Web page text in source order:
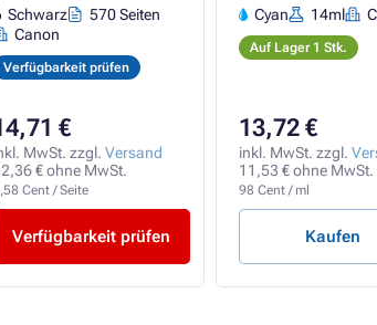
Schwarz
570 Seiten
Canon
Verfügbarkeit prüfen
€
MwSt. zzgl. Versand
€ ohne MwSt.
Cent / Seite
Verfügbarkeit prüfen
Cyan 14ml
Auf Lager 1 Stk.
13,72 €
inkl. MwSt. zzgl.
11,53 € ohne MwSt.
98 Cent / ml
Kaufen